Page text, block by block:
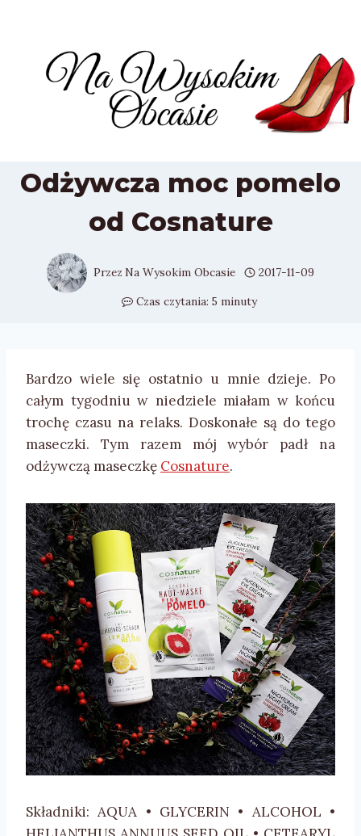
Odżywcza moc pomelo
od Cosnature
Przez Na Wysokim Obcasie
2017-11-09
Czas czytania: 5 minuty
Bardzo wiele się ostatnio u mnie dzieje. Po
całym tygodniu w niedziele miałam w końcu
trochę czasu na relaks. Doskonałe są do tego
maseczki. Tym razem mój wybór padł na
odżywczą maseczkę Cosnature.
Składniki: AQUA • GLYCERIN • ALCOHOL •